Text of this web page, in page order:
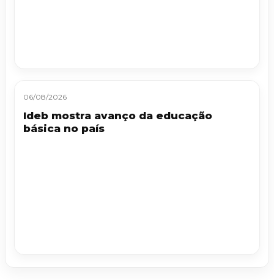
06/08/2026
Ideb mostra avanço da educação
básica no país